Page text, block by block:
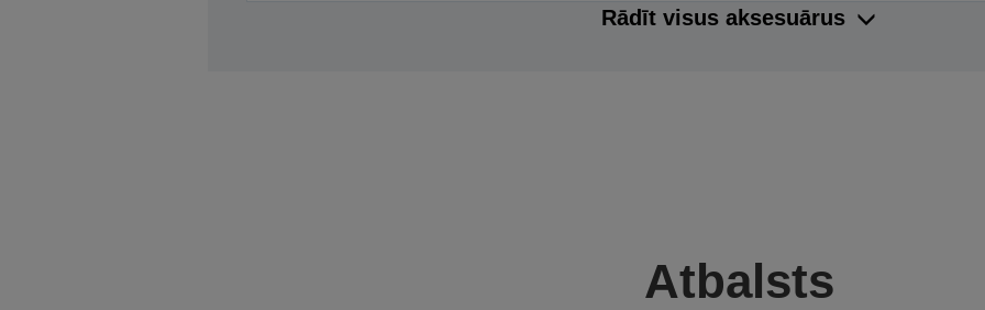
Rādīt visus aksesuārus
Atbalsts